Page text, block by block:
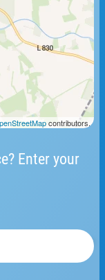
Enter your
contributors.